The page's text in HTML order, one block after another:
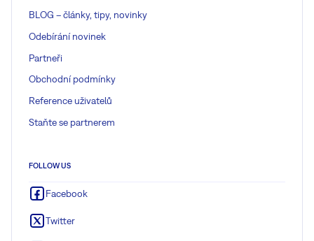
BLOG – články, tipy, novinky
Odebírání novinek
Partneři
Obchodní podmínky
Reference uživatelů
Staňte se partnerem
FOLLOW US
Facebook
Twitter